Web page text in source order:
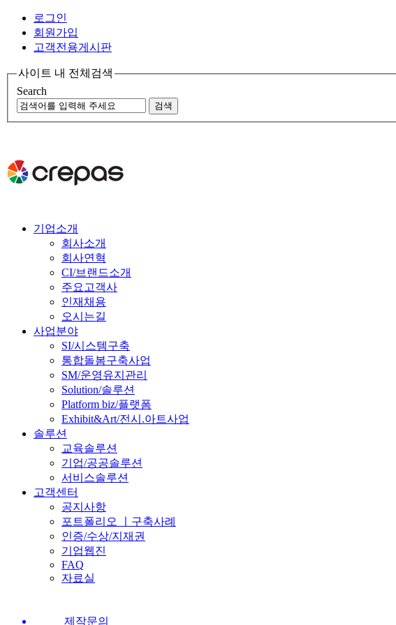
로그인
회원가입
고객전용게시판
사이트 내 전체검색
Search
기업소개
회사소개
회사연혁
CI/브랜드소개
주요고객사
인재채용
오시는길
사업분야
SI/시스템구축
통합돌봄구축사업
SM/운영유지관리
Solution/솔루션
Platform biz/플랫폼
Exhibit&Art/전시.아트사업
솔루션
교육솔루션
기업/공공솔루션
서비스솔루션
고객센터
공지사항
포트폴리오 ㅣ구축사례
인증/수상/지재권
기업웹진
FAQ
자료실
제작문의